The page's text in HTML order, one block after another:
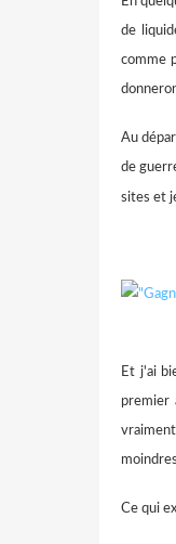
de
comme
Au
de
sites et
Et j'ai
premier
Ce qui